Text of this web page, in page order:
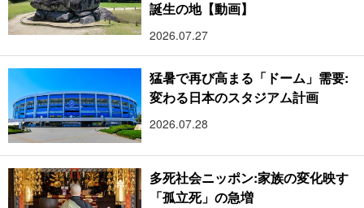
誕生の地【動画】
2026.07.27
猛暑で再び高まる「ドーム」需要:
変わる日本のスタジアム計画
2026.07.28
多死社会ニッポン:家族の変化映す
「孤立死」の急増